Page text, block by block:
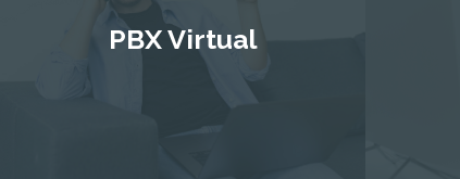
PBX Virtual